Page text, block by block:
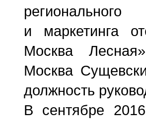
и
маркетинга
Москва
Москва
должность
В сентябре